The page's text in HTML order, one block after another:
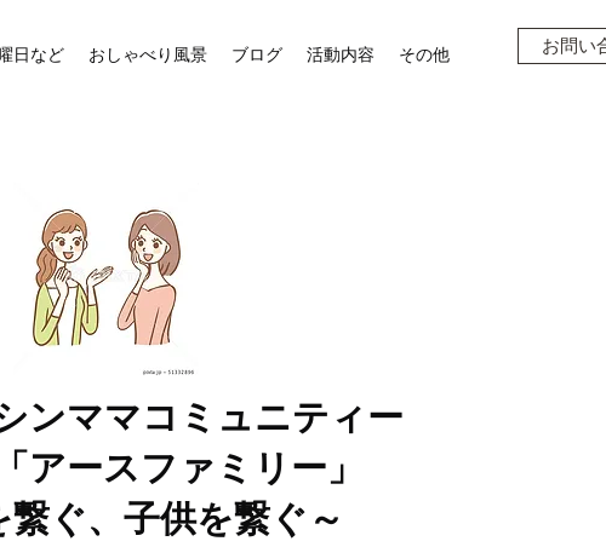
日など おしゃべり風景 ブログ 活動内容 その他 お問い
ンママコミュニティー
アースファミリー」
繋ぐ、子供を繋ぐ～